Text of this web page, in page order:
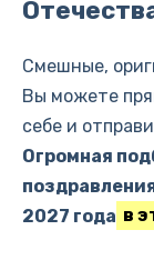
Смешные,
Вы можете
себе и
Огромная
2027 года в